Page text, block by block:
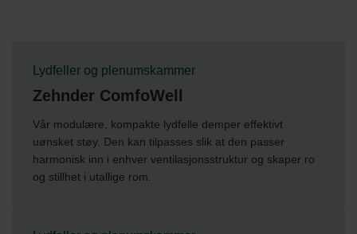
Lydfeller og plenumskammer
Zehnder ComfoWell
Vår modulære, kompakte lydfelle demper effektivt
uønsket støy. Den kan tilpasses slik at den passer
harmonisk inn i enhver ventilasjonsstruktur og skaper ro
og stillhet i utallige rom.